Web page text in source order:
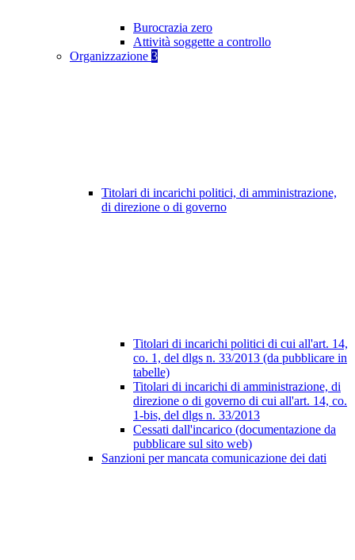
Burocrazia zero
Attività soggette a controllo
Organizzazione 3
Titolari di incarichi politici, di amministrazione,
di direzione o di governo
Titolari di incarichi politici di cui all'art. 14,
co. 1, del dlgs n. 33/2013 (da pubblicare in
tabelle)
Titolari di incarichi di amministrazione, di
direzione o di governo di cui all'art. 14, co.
1-bis, del dlgs n. 33/2013
Cessati dall'incarico (documentazione da
pubblicare sul sito web)
Sanzioni per mancata comunicazione dei dati